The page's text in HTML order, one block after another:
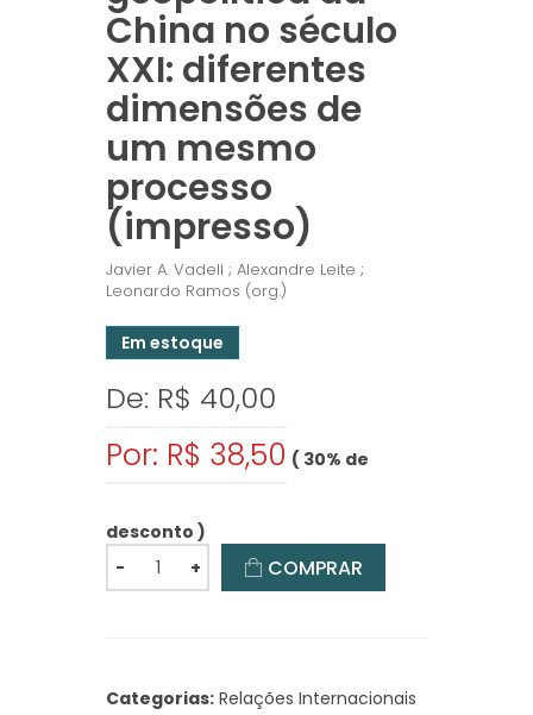
China no século
XXI: diferentes
dimensões de
um mesmo
processo
(impresso)
Javier A. Vadell ; Alexandre Leite ;
Leonardo Ramos (org.)
Em estoque
De: R$ 40,00
Por: R$ 38,50 ( 30% de
desconto )
-
+ COMPRAR
Categorias: Relações Internacionais